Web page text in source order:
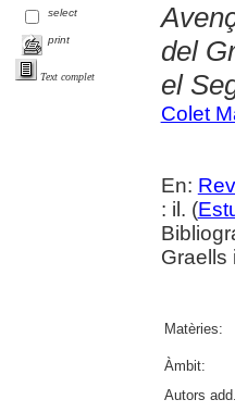
select
print
Text complet
del
el
Colet
En:
: il. (
Graells
Matèries:
Àmbit:
Autors